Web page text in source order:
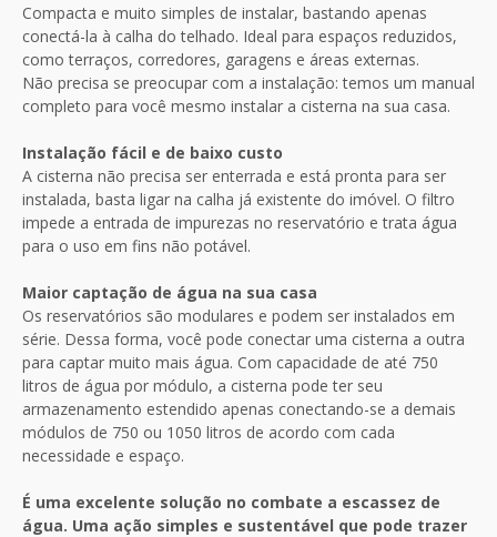
Compacta e muito simples de instalar, bastando apenas
conectá-la à calha do telhado. Ideal para espaços reduzidos,
como terraços, corredores, garagens e áreas externas.
Não precisa se preocupar com a instalação: temos um manual
completo para você mesmo instalar a cisterna na sua casa.
Instalação fácil e de baixo custo
A cisterna não precisa ser enterrada e está pronta para ser
instalada, basta ligar na calha já existente do imóvel. O filtro
impede a entrada de impurezas no reservatório e trata água
para o uso em fins não potável.
Maior captação de água na sua casa
Os reservatórios são modulares e podem ser instalados em
série. Dessa forma, você pode conectar uma cisterna a outra
para captar muito mais água. Com capacidade de até 750
litros de água por módulo, a cisterna pode ter seu
armazenamento estendido apenas conectando-se a demais
módulos de 750 ou 1050 litros de acordo com cada
necessidade e espaço.
É uma excelente solução no combate a escassez de
água. Uma ação simples e sustentável que pode trazer